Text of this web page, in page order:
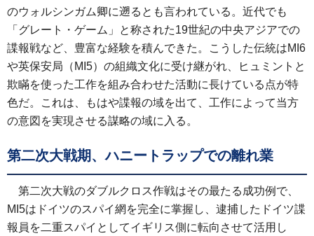
のウォルシンガム卿に遡るとも言われている。近代でも
「グレート・ゲーム」と称された19世紀の中央アジアでの
諜報戦など、豊富な経験を積んできた。こうした伝統はMI6
や英保安局（MI5）の組織文化に受け継がれ、ヒュミントと
欺瞞を使った工作を組み合わせた活動に長けている点が特
色だ。これは、もはや諜報の域を出て、工作によって当方
の意図を実現させる謀略の域に入る。
第二次大戦期、ハニートラップでの離れ業
第二次大戦のダブルクロス作戦はその最たる成功例で、
MI5はドイツのスパイ網を完全に掌握し、逮捕したドイツ諜
報員を二重スパイとしてイギリス側に転向させて活用し